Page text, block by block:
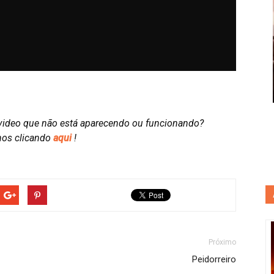
que não está aparecendo ou funcionando?
clicando aqui !
Próximo
Peidorreiro